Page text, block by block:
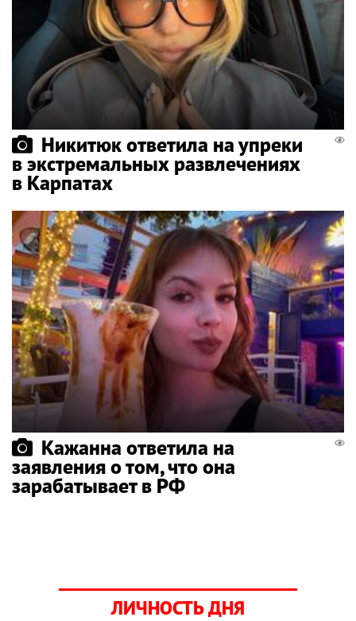
Никитюк ответила на упреки
в экстремальных развлечениях
в Карпатах
Кажанна ответила на
заявления о том, что она
зарабатывает в РФ
ЛИЧНОСТЬ ДНЯ